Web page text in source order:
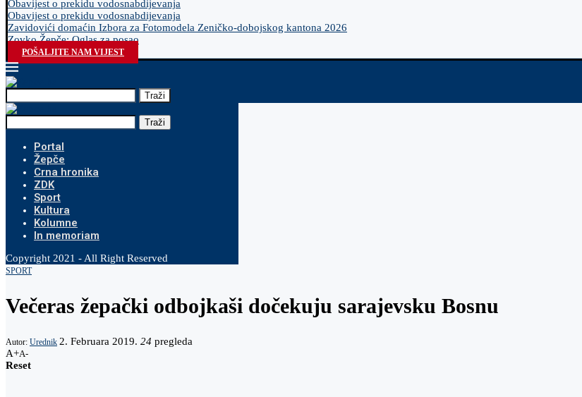
Obavijest o prekidu vodosnabdijevanja
Obavijest o prekidu vodosnabdijevanja
Zavidovići domaćin Izbora za Fotomodela Zeničko-dobojskog kantona 2026
Zovko Žepče: Oglas za posao
POŠALJITE NAM VIJEST
Traži
Traži
Portal
Žepče
Crna hronika
ZDK
Sport
Kultura
Kolumne
In memoriam
Copyright 2021 - All Right Reserved
SPORT
Večeras žepački odbojkaši dočekuju sarajevsku Bosnu
Autor: Urednik 2. Februara 2019. 24 pregleda
A+A-
Reset